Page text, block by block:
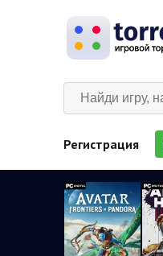
Регистрация